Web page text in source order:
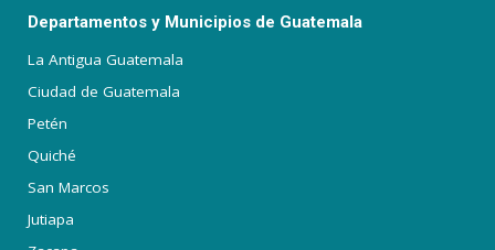
Departamentos y Municipios de Guatemala
La Antigua Guatemala
Ciudad de Guatemala
Petén
Quiché
San Marcos
Jutiapa